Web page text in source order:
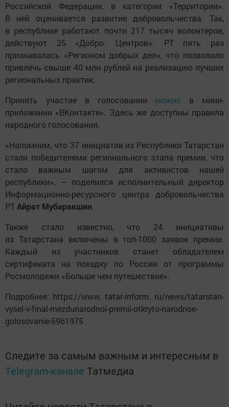
Российской Федерации, в категории «Территории».
В ней оценивается развитие добровольчества. Так,
в республике работают почти 217 тысяч волонтеров,
действуют 25 «Добро. Центров». РТ пять раз
признавалась «Регионом добрых дел», что позволило
привлечь свыше 40 млн рублей на реализацию лучших
региональных практик.
Принять участие в голосовании можно в мини-
приложении «ВКонтакте». Здесь же доступны правила
народного голосования.
«Напомним, что 37 инициатив из Республики Татарстан
стали победителями регионального этапа премии, что
стало важным шагом для активистов нашей
республики», — поделился исполнительный директор
Информационно-ресурсного центра добровольчества
РТАйрат Мубаракшин.
Также стало известно, что 24 инициативы
из Татарстана включены в топ-1000 заявок премии.
Каждый из участников станет обладателем
сертификата на поездку по России от программы
Росмолодежи «Больше чем путешествие».
Подробнее: https://www. tatar-inform. ru/news/tatarstan-
vysel-v-final-mezdunarodnoi-premii-otkryto-narodnoe-
golosovanie-5961975
Следите за самым важным и интересным в
Telegram-канале Татмедиа